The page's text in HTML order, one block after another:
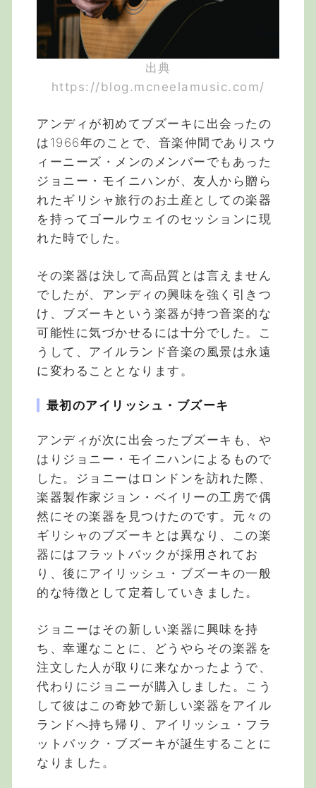
出典
https://blog.mcneelamusic.com/
アンディが初めてブズーキに出会ったの
は1966年のことで、音楽仲間でありスウ
ィーニーズ・メンのメンバーでもあった
ジョニー・モイニハンが、友人から贈ら
れたギリシャ旅行のお土産としての楽器
を持ってゴールウェイのセッションに現
れた時でした。
その楽器は決して高品質とは言えません
でしたが、アンディの興味を強く引きつ
け、ブズーキという楽器が持つ音楽的な
可能性に気づかせるには十分でした。こ
うして、アイルランド音楽の風景は永遠
に変わることとなります。
最初のアイリッシュ・ブズーキ
アンディが次に出会ったブズーキも、や
はりジョニー・モイニハンによるもので
した。ジョニーはロンドンを訪れた際、
楽器製作家ジョン・ベイリーの工房で偶
然にその楽器を見つけたのです。元々の
ギリシャのブズーキとは異なり、この楽
器にはフラットバックが採用されてお
り、後にアイリッシュ・ブズーキの一般
的な特徴として定着していきました。
ジョニーはその新しい楽器に興味を持
ち、幸運なことに、どうやらその楽器を
注文した人が取りに来なかったようで、
代わりにジョニーが購入しました。こう
して彼はこの奇妙で新しい楽器をアイル
ランドへ持ち帰り、アイリッシュ・フラ
ットバック・ブズーキが誕生することに
なりました。